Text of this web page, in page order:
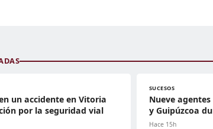
un accidente en Vitoria
por la seguridad vial
SUCESOS
Nueve
y Guipúzcoa
Hace 15h